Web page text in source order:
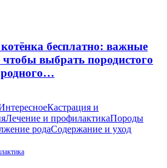
котёнка бесплатно: важные
выбрать породистого
Кастрация и
Лечение и профилактикаПороды
родаСодержание и уход